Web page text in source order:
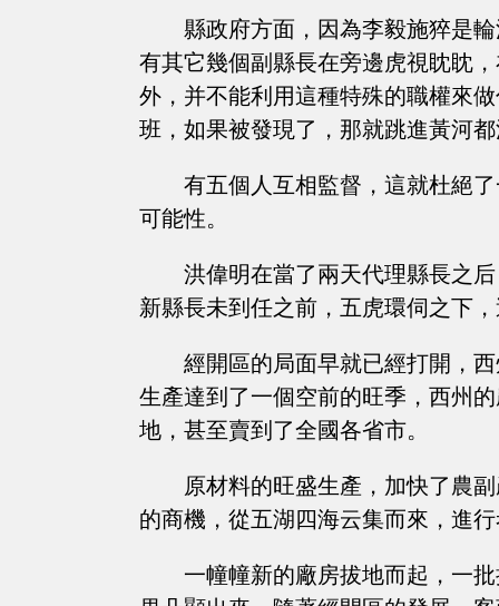
縣政府方面，因為李毅施猝是
有其它幾個副縣長在旁邊虎視眈眈
外，并不能利用這種特殊的職權來
班，如果被發現了，那就跳進黃河
有五個人互相監督，這就杜絕
可能性。
洪偉明在當了兩天代理縣長之
新縣長未到任之前，五虎環伺之下
經開區的局面早就已經打開，
生產達到了一個空前的旺季，西州
地，甚至賣到了全國各省市。
原材料的旺盛生產，加快了農
的商機，從五湖四海云集而來，進
一幢幢新的廠房拔地而起，一